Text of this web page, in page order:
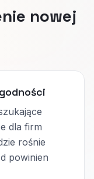
nowej
dla firm
rośnie
powinien